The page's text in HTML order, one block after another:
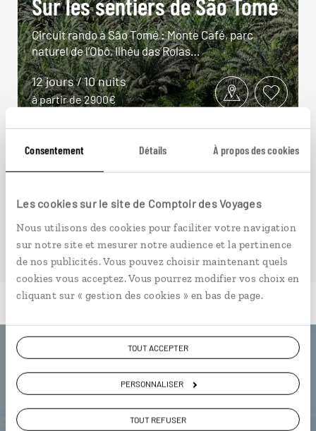
Consentement Détails À propos des cookies
Les cookies sur le site de Comptoir des Voyages
Nous utilisons des cookies pour faciliter votre navigation
sur notre site et mesurer notre audience et la pertinence
de nos publicités. Vous pouvez choisir maintenant quels
cookies vous acceptez. Vous pourrez modifier vos choix en
cliquant sur « gestion des cookies » en bas de page.
TOUT ACCEPTER
PERSONNALISER
TOUT REFUSER
Circuit rando à São Tomé : Monte Café, parc
naturel de l’Obô, Ilhéu das Rolas…
12 jours / 10 nuits
à partir de 2900€
PRINCIPE
Luciole,
l'appli qui vous guide à Sao Tomé